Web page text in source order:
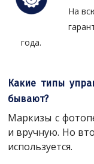
На
года.
Какие типы
бывают?
Маркизы с
и вручную. Но
используется.